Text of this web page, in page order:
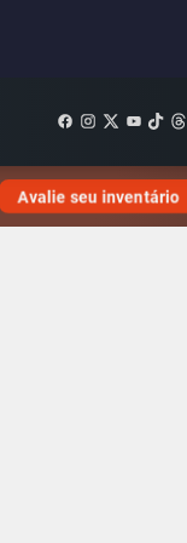
Avalie seu inventário